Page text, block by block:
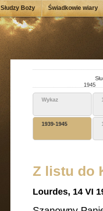
Słudzy Boży Świadkowie wiary
1945
Wykaz
1939-1945
Z listu do
Lourdes, 14 VI